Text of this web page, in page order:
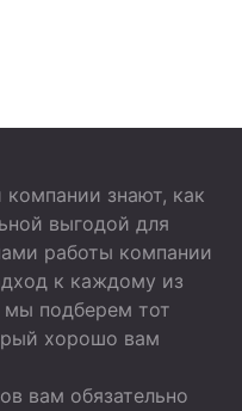
знают, как
выгодой для
работы компании
к каждому из
мы подберем тот
хорошо вам
вам обязательно